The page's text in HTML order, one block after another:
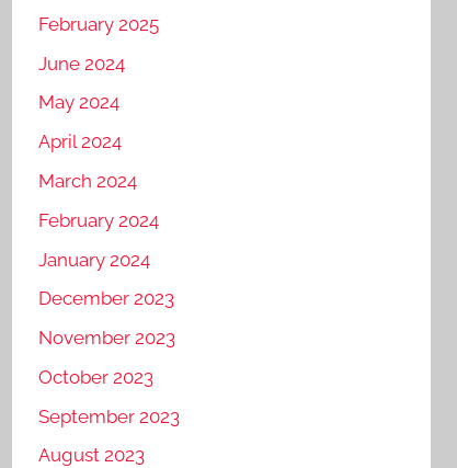
February 2025
June 2024
May 2024
April 2024
March 2024
February 2024
January 2024
December 2023
November 2023
October 2023
September 2023
August 2023